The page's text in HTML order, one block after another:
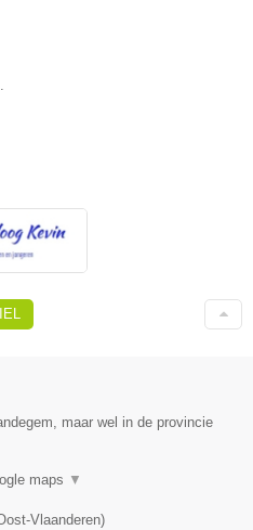
maar wel in de provincie
maps ▼
Vlaanderen)